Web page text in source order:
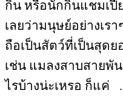
กิน หรือนักกินแชมเ
เลยว่ามนุษย์อย่างเร
ถือเป็นสัตว์ที่เป็นสุดย
เช่น แมลงสาบสายพั
ไรบ้างน่ะเหรอ ก็แค่